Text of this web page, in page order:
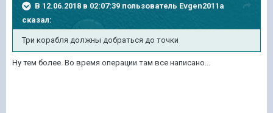
В 12.06.2018 в 02:07:39 пользователь Evgen2011a
сказал:
Три корабля должны добраться до точки
Ну тем более. Во время операции там все написано...